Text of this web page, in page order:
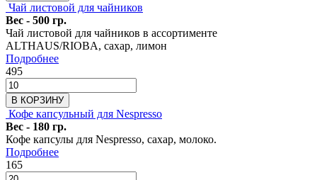
Чай листовой для чайников
Вес - 500 гр.
Чай листовой для чайников в ассортименте
ALTHAUS/RIOBA, сахар, лимон
Подробнее
495
В КОРЗИНУ
Кофе капсульный для Nespresso
Вес - 180 гр.
Кофе капсулы для Nespresso, сахар, молоко.
Подробнее
165